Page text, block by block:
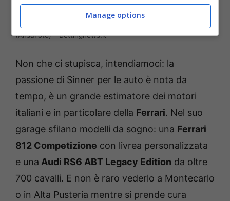
(AnsaFoto) – Bettingnews.it
Non che ci stupisca, intendiamoci: la
passione di Sinner per le auto è nota da
tempo, è un grande estimatore dei motori
italiani e in particolare della Ferrari. Nel suo
garage sfilano modelli da sogno: una Ferrari
812 Competizione con livrea personalizzata
e una Audi RS6 ABT Legacy Edition da oltre
700 cavalli. E non è raro vederlo a Montecarlo
o in Alta Pusteria mentre si prende cura
Manage options